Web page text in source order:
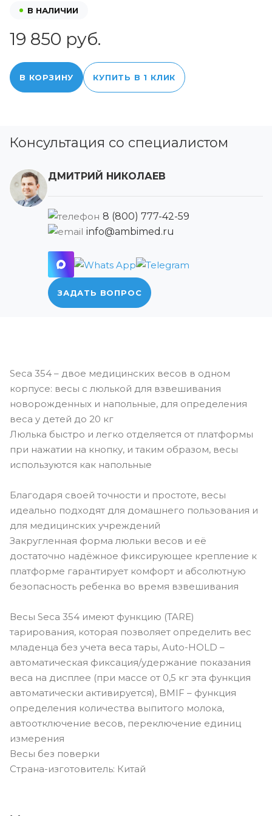
В НАЛИЧИИ
19 850 руб.
В КОРЗИНУ КУПИТЬ В 1 КЛИК
Консультация со специалистом
ДМИТРИЙ НИКОЛАЕВ
8 (800) 777-42-59
info@ambimed.ru
ЗАДАТЬ ВОПРОС
Seca 354 – двое медицинских весов в одном
корпусе: весы с люлькой для взвешивания
новорожденных и напольные, для определения
веса у детей до 20 кг
Люлька быстро и легко отделяется от платформы
при нажатии на кнопку, и таким образом, весы
используются как напольные
Благодаря своей точности и простоте, весы
идеально подходят для домашнего пользования и
для медицинских учреждений
Закругленная форма люльки весов и её
достаточно надёжное фиксирующее крепление к
платформе гарантирует комфорт и абсолютную
безопасность ребенка во время взвешивания
Весы Seca 354 имеют функцию (TARE)
тарирования, которая позволяет определить вес
младенца без учета веса тары, Auto-HOLD –
автоматическая фиксация/удержание показания
веса на дисплее (при массе от 0,5 кг эта функция
автоматически активируется), BMIF – функция
определения количества выпитого молока,
автоотключение весов, переключение единиц
измерения
Весы без поверки
Страна-изготовитель: Китай